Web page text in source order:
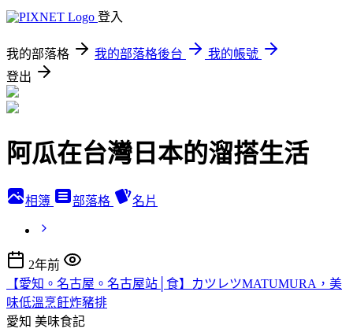
登入
我的部落格 我的部落格後台
我的帳號
登出
阿瓜在台灣日本的溜搭生活
相簿 部落格 名片
2年前
【愛知。名古屋。名古屋站│食】カツレツMATUMURA，美
味低溫烹飪炸豬排
愛知 美味食記